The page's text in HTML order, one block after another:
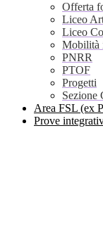
Offerta
Liceo
Liceo
Mobilità
PNRR
PTOF
Progetti
Sezione
Area FSL (ex
Prove